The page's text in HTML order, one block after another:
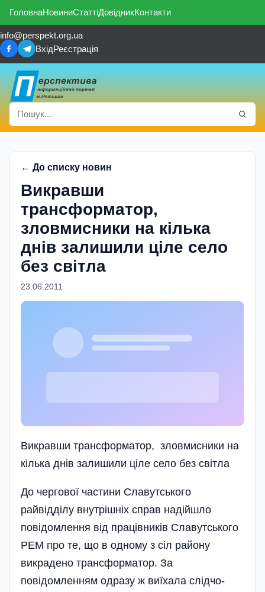
ГоловнаНовиниСтаттіДовідникКонтакти
info@perspekt.org.ua
ВхідРеєстрація
← До списку новин
Викравши
трансформатор,
зловмисники на кілька
днів залишили ціле село
без світла
23.06.2011
Викравши трансформатор, зловмисники на
кілька днів залишили ціле село без світла
До чергової частини Славутського
райвідділу внутрішніх справ надійшло
повідомлення від працівників Славутського
РЕМ про те, що в одному з сіл району
викрадено трансформатор. За
повідомленням одразу ж виїхала слідчо-